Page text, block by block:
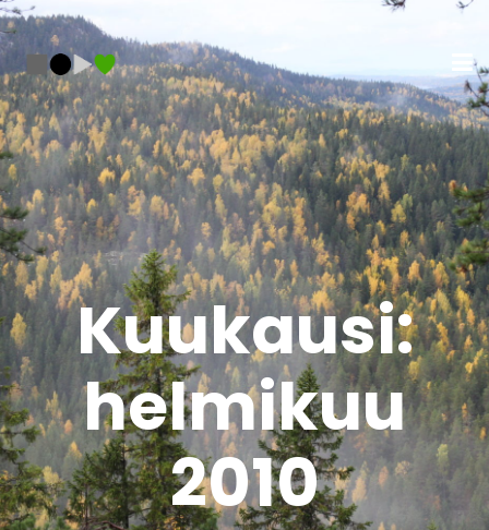
Kuukausi:
helmikuu
2010